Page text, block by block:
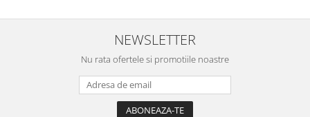
NEWSLETTER
Nu rata ofertele si promotiile noastre